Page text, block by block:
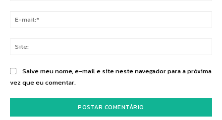
Salve meu nome, e-mail e site neste navegador para a próxima
vez que eu comentar.